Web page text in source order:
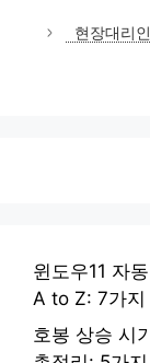
현장대리
윈도우11 자
A to Z: 7가지
호봉 상승 시